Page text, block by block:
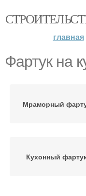
главная
Фартук на
Мраморный
Кухонный